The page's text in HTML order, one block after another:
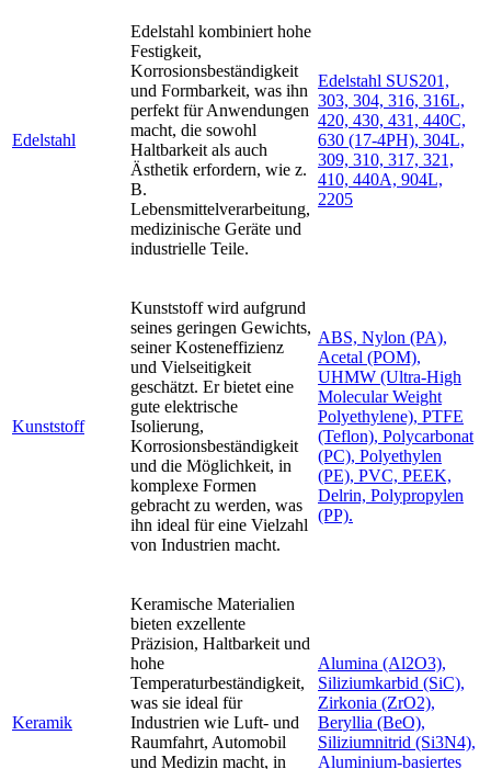
Edelstahl
Edelstahl kombiniert hohe
Festigkeit,
Korrosionsbeständigkeit
und Formbarkeit, was ihn
perfekt für Anwendungen
macht, die sowohl
Haltbarkeit als auch
Ästhetik erfordern, wie z.
B.
Lebensmittelverarbeitung,
medizinische Geräte und
industrielle Teile.
Edelstahl SUS201,
303, 304, 316, 316L,
420, 430, 431, 440C,
630 (17-4PH), 304L,
309, 310, 317, 321,
410, 440A, 904L,
2205
Kunststoff
Kunststoff wird aufgrund
seines geringen Gewichts,
seiner Kosteneffizienz
und Vielseitigkeit
geschätzt. Er bietet eine
gute elektrische
Isolierung,
Korrosionsbeständigkeit
und die Möglichkeit, in
komplexe Formen
gebracht zu werden, was
ihn ideal für eine Vielzahl
von Industrien macht.
ABS, Nylon (PA),
Acetal (POM),
UHMW (Ultra-High
Molecular Weight
Polyethylene), PTFE
(Teflon), Polycarbonat
(PC), Polyethylen
(PE), PVC, PEEK,
Delrin, Polypropylen
(PP).
Keramik
Keramische Materialien
bieten exzellente
Präzision, Haltbarkeit und
hohe
Temperaturbeständigkeit,
was sie ideal für
Industrien wie Luft- und
Raumfahrt, Automobil
und Medizin macht, in
Alumina (Al2O3),
Siliziumkarbid (SiC),
Zirkonia (ZrO2),
Beryllia (BeO),
Siliziumnitrid (Si3N4),
Aluminium-basiertes